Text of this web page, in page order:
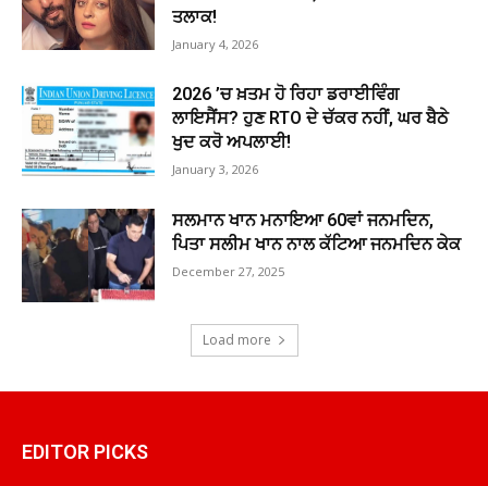
ਤਲਾਕ!
January 4, 2026
2026 ’ਚ ਖ਼ਤਮ ਹੋ ਰਿਹਾ ਡਰਾਈਵਿੰਗ
ਲਾਇਸੈਂਸ? ਹੁਣ RTO ਦੇ ਚੱਕਰ ਨਹੀਂ, ਘਰ ਬੈਠੇ
ਖੁਦ ਕਰੋ ਅਪਲਾਈ!
January 3, 2026
ਸਲਮਾਨ ਖਾਨ ਮਨਾਇਆ 60ਵਾਂ ਜਨਮਦਿਨ,
ਪਿਤਾ ਸਲੀਮ ਖਾਨ ਨਾਲ ਕੱਟਿਆ ਜਨਮਦਿਨ ਕੇਕ
December 27, 2025
Load more
EDITOR PICKS